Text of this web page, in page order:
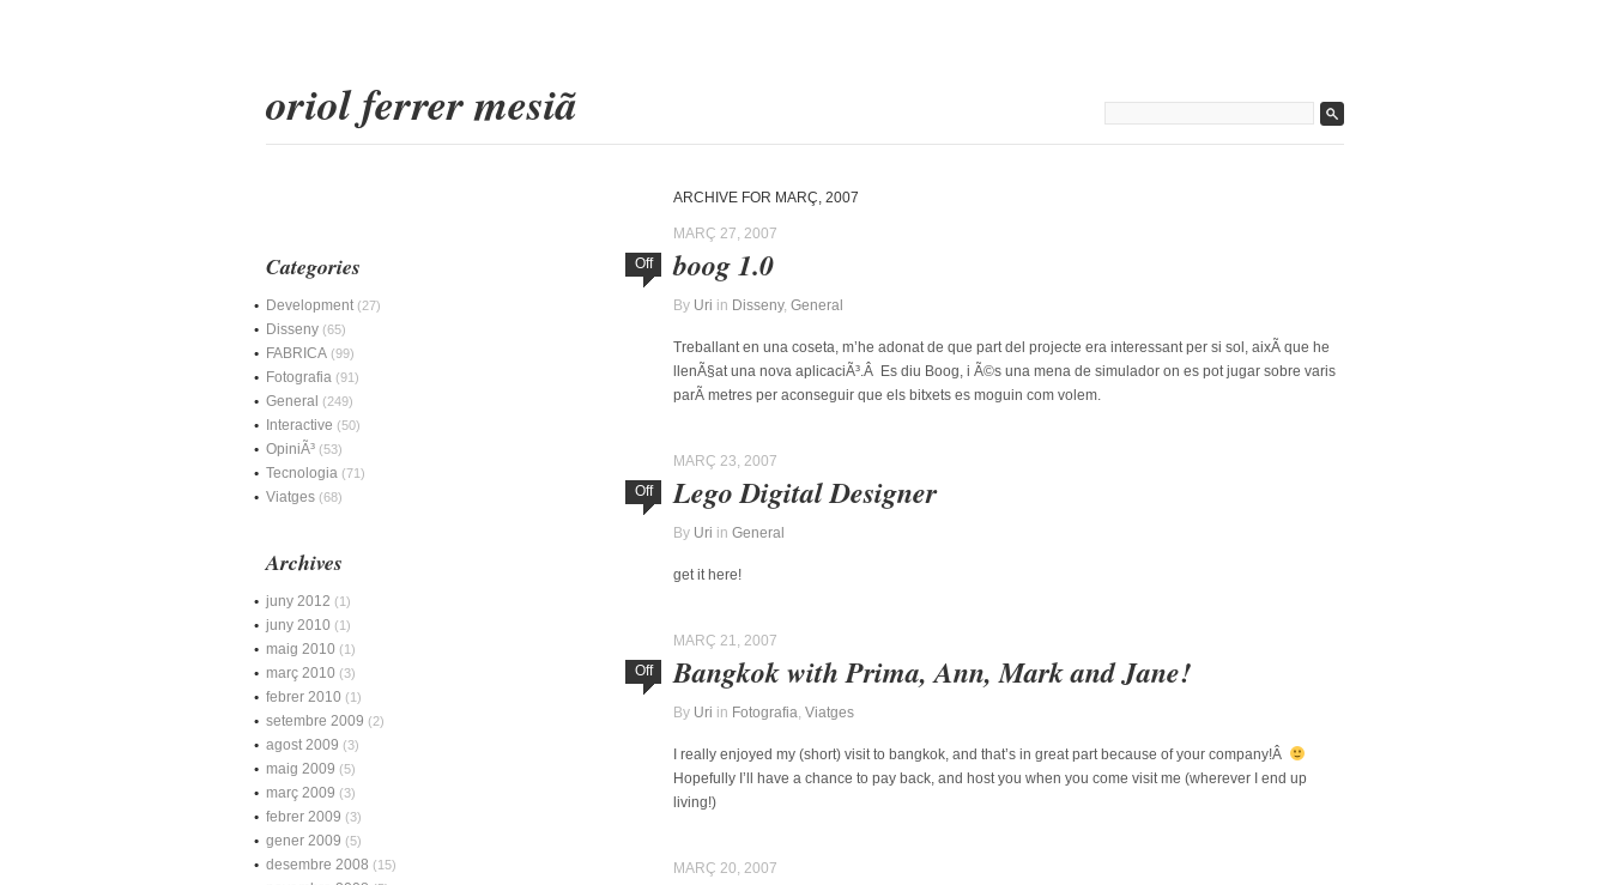
oriol ferrer mesiã
ARCHIVE FOR MARÇ, 2007
MARÇ 27, 2007
Off
boog 1.0
By Uri in Disseny, General
Treballant en una coseta, m’he adonat de que part del projecte era interessant per si sol, aixÃ­ que he
llenÃ§at una nova aplicaciÃ³.Â Es diu Boog, i Ã©s una mena de simulador on es pot jugar sobre varis
parÃ metres per aconseguir que els bitxets es moguin com volem.
MARÇ 23, 2007
Off
Lego Digital Designer
By Uri in General
get it here!
MARÇ 21, 2007
Off
Bangkok with Prima, Ann, Mark and Jane!
By Uri in Fotografia, Viatges
I really enjoyed my (short) visit to bangkok, and that’s in great part because of your company!Â
Hopefully I’ll have a chance to pay back, and host you when you come visit me (wherever I end up
living!)
MARÇ 20, 2007
Categories
Development (27)
Disseny (65)
FABRICA (99)
Fotografia (91)
General (249)
Interactive (50)
OpiniÃ³ (53)
Tecnologia (71)
Viatges (68)
Archives
juny 2012 (1)
juny 2010 (1)
maig 2010 (1)
març 2010 (3)
febrer 2010 (1)
setembre 2009 (2)
agost 2009 (3)
maig 2009 (5)
març 2009 (3)
febrer 2009 (3)
gener 2009 (5)
desembre 2008 (15)